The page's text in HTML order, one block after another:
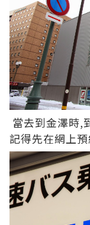
當去到金澤時,
記得先在網上